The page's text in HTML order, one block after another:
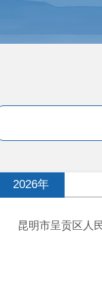
2026年
昆明市呈贡区人